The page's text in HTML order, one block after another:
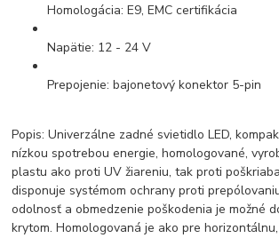
Homologácia: E9, EMC certifikácia
Napätie: 12 - 24 V
Prepojenie: bajonetový konektor 5-pin
Popis: Univerzálne zadné svietidlo LED,
nízkou spotrebou energie, homologované,
plastu ako proti UV žiareniu, tak proti
disponuje systémom ochrany proti
odolnosť a obmedzenie poškodenia je možné
krytom. Homologovaná je ako pre